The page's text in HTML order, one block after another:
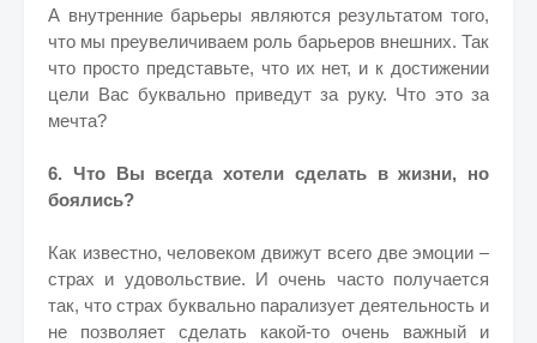
А внутренние барьеры являются результатом того,
что мы преувеличиваем роль барьеров внешних. Так
что просто представьте, что их нет, и к достижении
цели Вас буквально приведут за руку. Что это за
мечта?
6. Что Вы всегда хотели сделать в жизни, но
боялись?
Как известно, человеком движут всего две эмоции –
страх и удовольствие. И очень часто получается
так, что страх буквально парализует деятельность и
не позволяет сделать какой-то очень важный и